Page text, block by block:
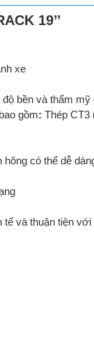
19’’
xe
bền và thẩm mỹ
gồm: Thép CT3
có thể dễ
và thuận tiện với